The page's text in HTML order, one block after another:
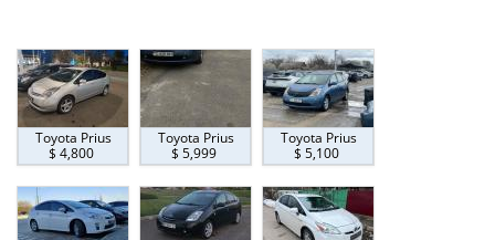
Toyota Prius
$ 4,800
Toyota Prius
$ 5,999
Toyota Prius
$ 5,100